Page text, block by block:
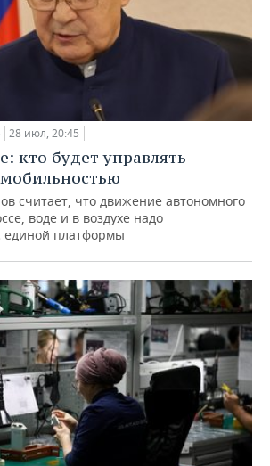
28 июл, 20:45
кто будет управлять
считает, что движение автономного
воде и в воздухе надо
единой платформы